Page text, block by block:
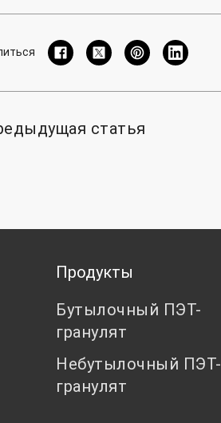
статья
Продукты
Бутылочный ПЭТ-
гранулят
Небутылочный ПЭТ-
гранулят